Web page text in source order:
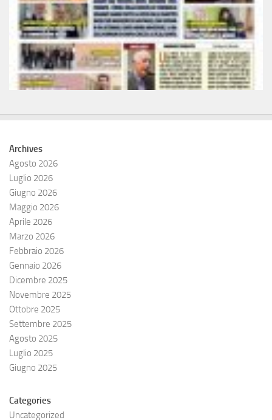
Archives
Agosto 2026
Luglio 2026
Giugno 2026
Maggio 2026
Aprile 2026
Marzo 2026
Febbraio 2026
Gennaio 2026
Dicembre 2025
Novembre 2025
Ottobre 2025
Settembre 2025
Agosto 2025
Luglio 2025
Giugno 2025
Categories
Uncategorized